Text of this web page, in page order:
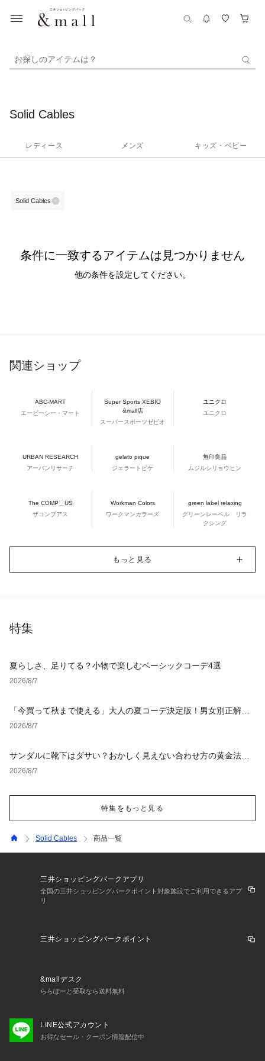
お探しのアイテムは？
Solid Cables
レディース メンズ キッズ・ベビー
Solid Cables
条件に一致するアイテムは見つかりません
他の条件を設定してください。
関連ショップ
ABC-MART
エービーシー・マート
Super Sports XEBIO
&mall店
スーパースポーツゼビオ
ユニクロ
ユニクロ
URBAN RESEARCH
アーバンリサーチ
gelato pique
ジェラートピケ
無印良品
ムジルシリョウヒン
The COMP＿US
ザコンプアス
Workman Colors
ワークマンカラーズ
green label relaxing
グリーンレーベル リラ
クシング
もっと見る
特集
夏らしさ、足りてる？小物で楽しむベーシックコーデ4選
2026/8/7
「今買って秋まで使える」大人の夏コーデ決定版！男女別正解ス
タイルとNGな着こなし
2026/8/7
サンダルに靴下はダサい？おかしく見えない合わせ方の黄金法則
と男女別おすすめコーデ
2026/8/7
特集をもっと見る
Solid Cables 商品一覧
三井ショッピングパークアプリ
全国の三井ショッピングパークポイント対象施設でご利用できるアプ
リ
三井ショッピングパークポイント
&mallデスク
ららぽーと受取なら送料無料
LINE公式アカウント
お得なセール・クーポン情報配信中